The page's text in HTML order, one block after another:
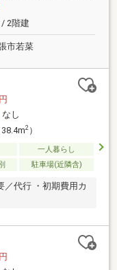
2階建
市若菜
なし
2）
一人暮らし
駐車場(近隣含)
／代行 ・初期費用カ